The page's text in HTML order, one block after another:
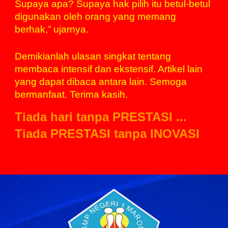
Supaya apa? Supaya hak pilih itu betul-betul
digunakan oleh orang yang memang
berhak,” ujarnya.
Demikianlah ulasan singkat tentang
membaca intensif dan ekstensif. Artikel lain
yang dapat dibaca antara lain. Semoga
bermanfaat. Terima kasih.
Tiada hari tanpa PRESTASI ...
Tiada PRESTASI tanpa INOVASI